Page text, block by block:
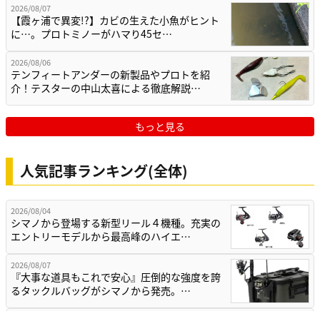
2026/08/07
【霞ヶ浦で異変!?】カビの生えた小魚がヒント
に…。プロトミノーがハマり45セ…
2026/08/06
テンフィートアンダーの新製品やプロトを紹
介！テスターの中山太喜による徹底解説…
もっと見る
人気記事ランキング(全体)
2026/08/04
シマノから登場する新型リール４機種。充実の
エントリーモデルから最高峰のハイエ…
2026/08/07
『大事な道具もこれで安心』圧倒的な強度を誇
るタックルバッグがシマノから発売。…